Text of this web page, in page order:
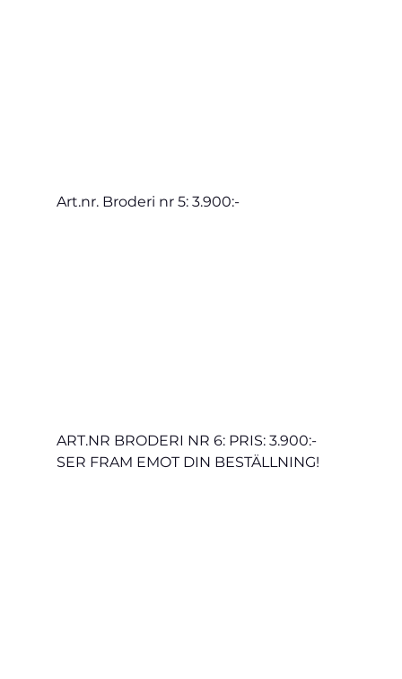
Art.nr. Broderi nr 5: 3.900:-
ART.NR BRODERI NR 6: PRIS: 3.900:-
SER FRAM EMOT DIN BESTÄLLNING!